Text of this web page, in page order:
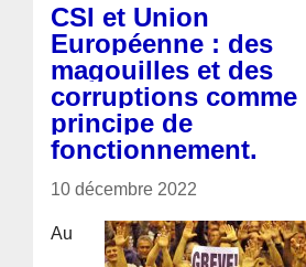
CSI et Union
Européenne : des
magouilles et des
corruptions comme
principe de
fonctionnement.
10 décembre 2022
Au